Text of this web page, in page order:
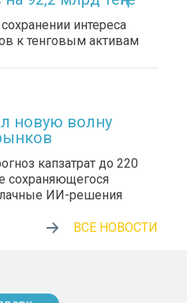
интереса
к тенговым активам
новую волну
капзатрат до 220
сохраняющегося
ИИ-решения
ВСЕ НОВОСТИ